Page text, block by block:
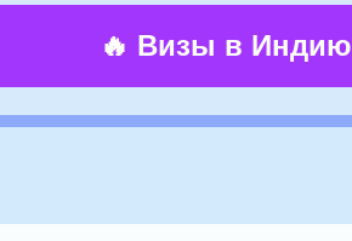
🔥 Визы в Индию